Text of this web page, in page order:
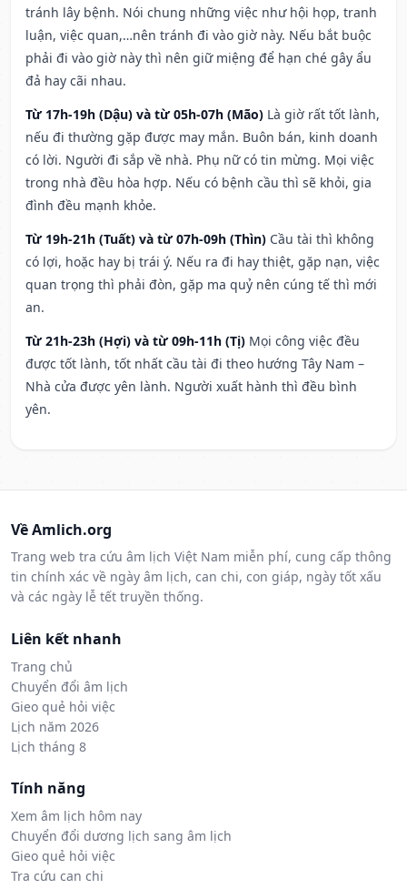
tránh lây bệnh. Nói chung những việc như hội họp, tranh
luận, việc quan,…nên tránh đi vào giờ này. Nếu bắt buộc
phải đi vào giờ này thì nên giữ miệng để hạn ché gây ẩu
đả hay cãi nhau.
Từ 17h-19h (Dậu) và từ 05h-07h (Mão) Là giờ rất tốt lành,
nếu đi thường gặp được may mắn. Buôn bán, kinh doanh
có lời. Người đi sắp về nhà. Phụ nữ có tin mừng. Mọi việc
trong nhà đều hòa hợp. Nếu có bệnh cầu thì sẽ khỏi, gia
đình đều mạnh khỏe.
Từ 19h-21h (Tuất) và từ 07h-09h (Thìn) Cầu tài thì không
có lợi, hoặc hay bị trái ý. Nếu ra đi hay thiệt, gặp nạn, việc
quan trọng thì phải đòn, gặp ma quỷ nên cúng tế thì mới
an.
Từ 21h-23h (Hợi) và từ 09h-11h (Tị) Mọi công việc đều
được tốt lành, tốt nhất cầu tài đi theo hướng Tây Nam –
Nhà cửa được yên lành. Người xuất hành thì đều bình
yên.
Về Amlich.org
Trang web tra cứu âm lịch Việt Nam miễn phí, cung cấp thông
tin chính xác về ngày âm lịch, can chi, con giáp, ngày tốt xấu
và các ngày lễ tết truyền thống.
Liên kết nhanh
Trang chủ
Chuyển đổi âm lịch
Gieo quẻ hỏi việc
Lịch năm 2026
Lịch tháng 8
Tính năng
Xem âm lịch hôm nay
Chuyển đổi dương lịch sang âm lịch
Gieo quẻ hỏi việc
Tra cứu can chi